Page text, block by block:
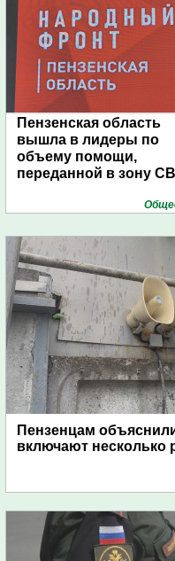
Пензенская область
вышла в лидеры по
объему помощи,
переданной в зону
Пензенцам
включают несколько